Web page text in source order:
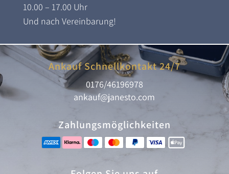
10.00 – 17.00 Uhr
Und nach Vereinbarung!
Ankauf Schnellkontakt 24/7
0176/46196978
ankauf@janesto.com
Zahlungsmöglichkeiten